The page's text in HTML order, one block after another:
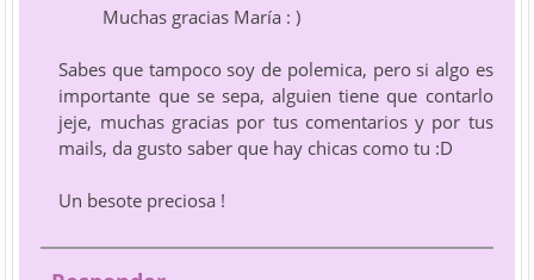
Muchas gracias María : )
Sabes que tampoco soy de polemica, pero si algo es
importante que se sepa, alguien tiene que contarlo
jeje, muchas gracias por tus comentarios y por tus
mails, da gusto saber que hay chicas como tu :D
Un besote preciosa !